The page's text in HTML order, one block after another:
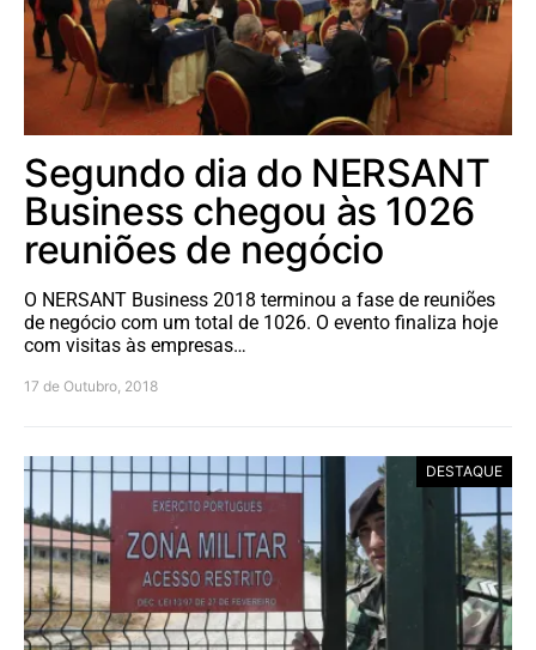
Segundo dia do NERSANT
Business chegou às 1026
reuniões de negócio
O NERSANT Business 2018 terminou a fase de reuniões
de negócio com um total de 1026. O evento finaliza hoje
com visitas às empresas…
17 de Outubro, 2018
DESTAQUE